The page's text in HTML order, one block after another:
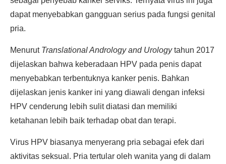
dapat menyebabkan gangguan serius pada fungsi genital
pria.
Menurut Translational Andrology and Urologytahun 2017
dijelaskan bahwa keberadaan HPV pada penis dapat
menyebabkan terbentuknya kanker penis. Bahkan
dijelaskan jenis kanker ini yang diawali dengan infeksi
HPV cenderung lebih sulit diatasi dan memiliki
ketahanan lebih baik terhadap obat dan terapi.
Virus HPV biasanya menyerang pria sebagai efek dari
aktivitas seksual. Pria tertular oleh wanita yang di dalam